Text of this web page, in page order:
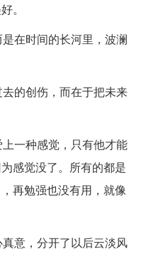
。
在时间的长河里，波澜
的创伤，而在于把未来
一种感觉，只有他才能
感觉没了。所有的都是
再勉强也没有用，就像
意，分开了以后云淡风